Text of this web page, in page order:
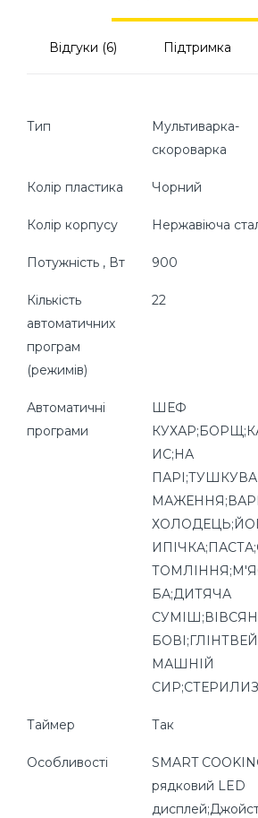
Відгуки (6) Підтримка
Тип
Мультиварка-
скороварка
Колір пластика Чорний
Колір корпусу Нержавіюча
Потужність , Вт 900
Кількість
автоматичних
програм
(режимів)
22
Автоматичні
програми
ШЕФ
ИС;НА
БА;ДИТЯЧА
МАШНІЙ
Таймер Так
Особливості
SMART
рядковий LED